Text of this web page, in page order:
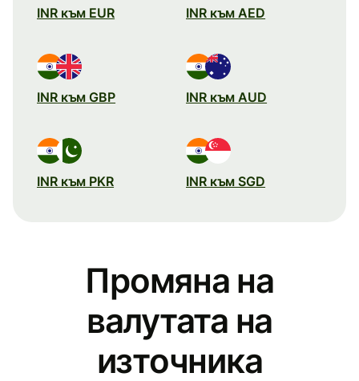
INR към EUR INR към AED
INR към GBP INR към AUD
INR към PKR INR към SGD
Промяна на
валутата на
източника